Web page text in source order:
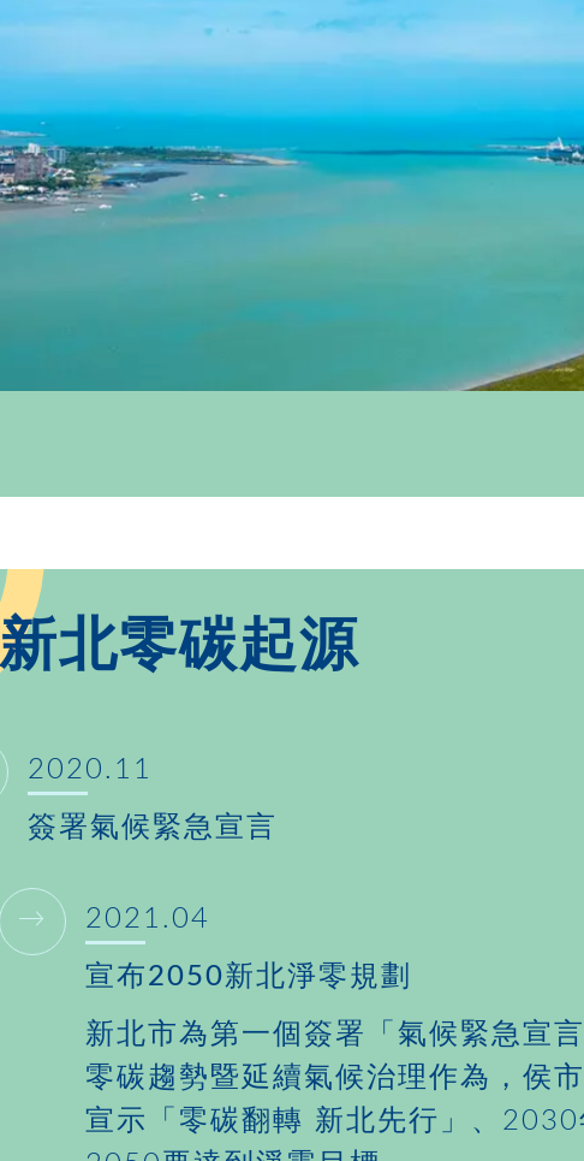
新北零碳起源
2020.11
簽署氣候緊急宣言
2021.04
宣布2050新北淨零規劃
新北市為第一個簽署「氣候緊急宣
零碳趨勢暨延續氣候治理作為，侯
宣示「零碳翻轉 新北先行」、2030